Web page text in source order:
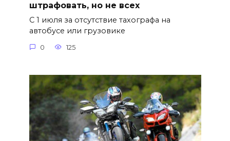
штрафовать, но не всех
С 1 июля за отсутствие тахографа на
автобусе или грузовике
0 125